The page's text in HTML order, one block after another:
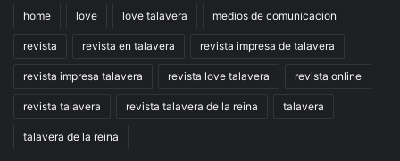
home love love talavera medios de comunicacion
revista revista en talavera revista impresa de talavera
revista impresa talavera revista love talavera revista online
revista talavera revista talavera de la reina talavera
talavera de la reina